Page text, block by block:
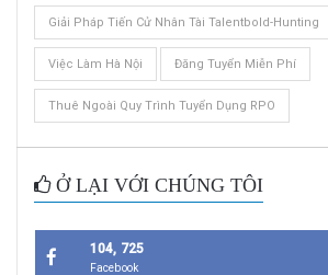
Giải Pháp Tiến Cử Nhân Tài Talentbold-Hunting
Việc Làm Hà Nội Đăng Tuyển Miễn Phí
Thuê Ngoài Quy Trình Tuyển Dụng RPO
Ở LẠI VỚI CHÚNG TÔI
104, 725
Facebook